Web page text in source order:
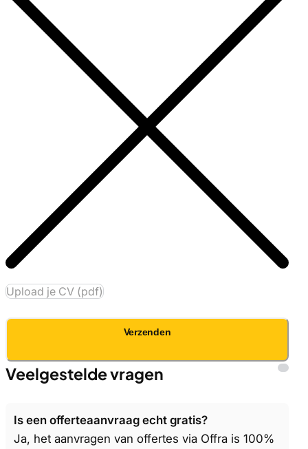
Upload je CV (pdf)
Verzenden
Veelgestelde vragen
Is een offerteaanvraag echt gratis?
Ja, het aanvragen van offertes via Offra is 100%